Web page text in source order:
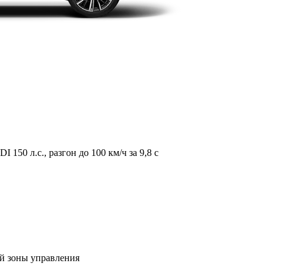
л.с., разгон до 100 км/ч за 9,8 с
зоны управления